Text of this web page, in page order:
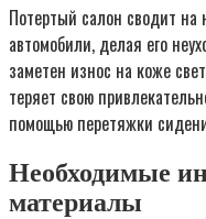
Потертый салон сводит на
автомобили, делая его
заметен износ на коже
теряет свою
помощью перетяжки
Необходимые
материалы